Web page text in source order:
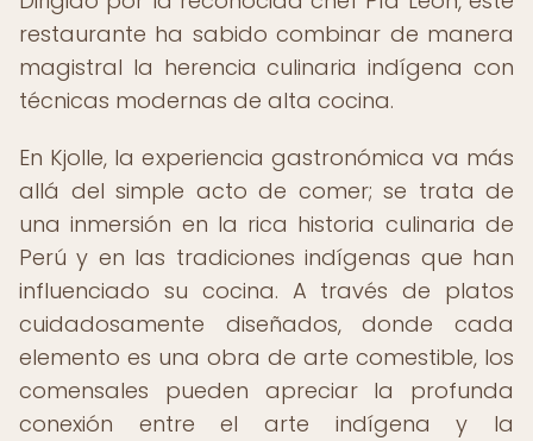
restaurante ha sabido combinar de manera
magistral la herencia culinaria indígena con
técnicas modernas de alta cocina.
En Kjolle, la experiencia gastronómica va más
allá del simple acto de comer; se trata de
una inmersión en la rica historia culinaria de
Perú y en las tradiciones indígenas que han
influenciado su cocina. A través de platos
cuidadosamente diseñados, donde cada
elemento es una obra de arte comestible, los
comensales pueden apreciar la profunda
conexión entre el arte indígena y la